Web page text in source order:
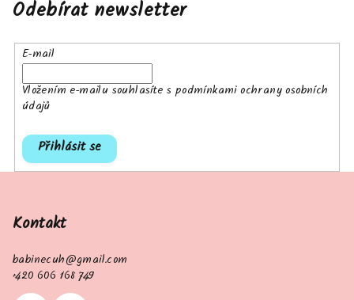
Odebírat newsletter
E-mail
Vložením e-mailu souhlasíte s podmínkami ochrany osobních
údajů
Přihlásit se
Kontakt
babinecuh@gmail.com
+420 606 168 749